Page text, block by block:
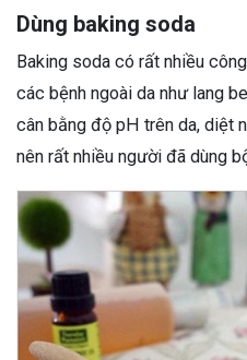
Dùng baking soda
Baking soda có rất nhiều
các bệnh ngoài da như lang
cân bằng độ pH trên da, diệt
nên rất nhiều người đã dùng